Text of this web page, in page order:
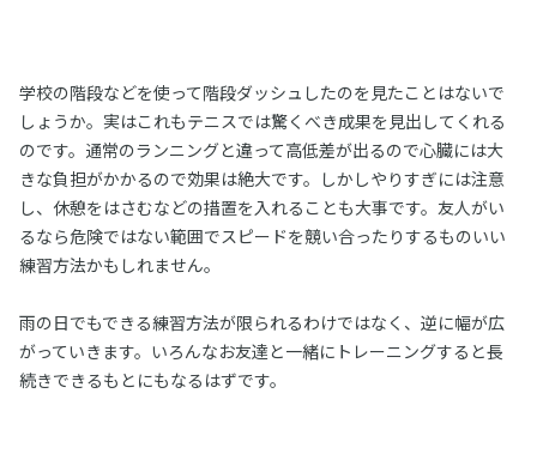
学校の階段などを使って階段ダッシュしたのを見たことはないで
しょうか。実はこれもテニスでは驚くべき成果を見出してくれる
のです。通常のランニングと違って高低差が出るので心臓には大
きな負担がかかるので効果は絶大です。しかしやりすぎには注意
し、休憩をはさむなどの措置を入れることも大事です。友人がい
るなら危険ではない範囲でスピードを競い合ったりするものいい
練習方法かもしれません。
雨の日でもできる練習方法が限られるわけではなく、逆に幅が広
がっていきます。いろんなお友達と一緒にトレーニングすると長
続きできるもとにもなるはずです。